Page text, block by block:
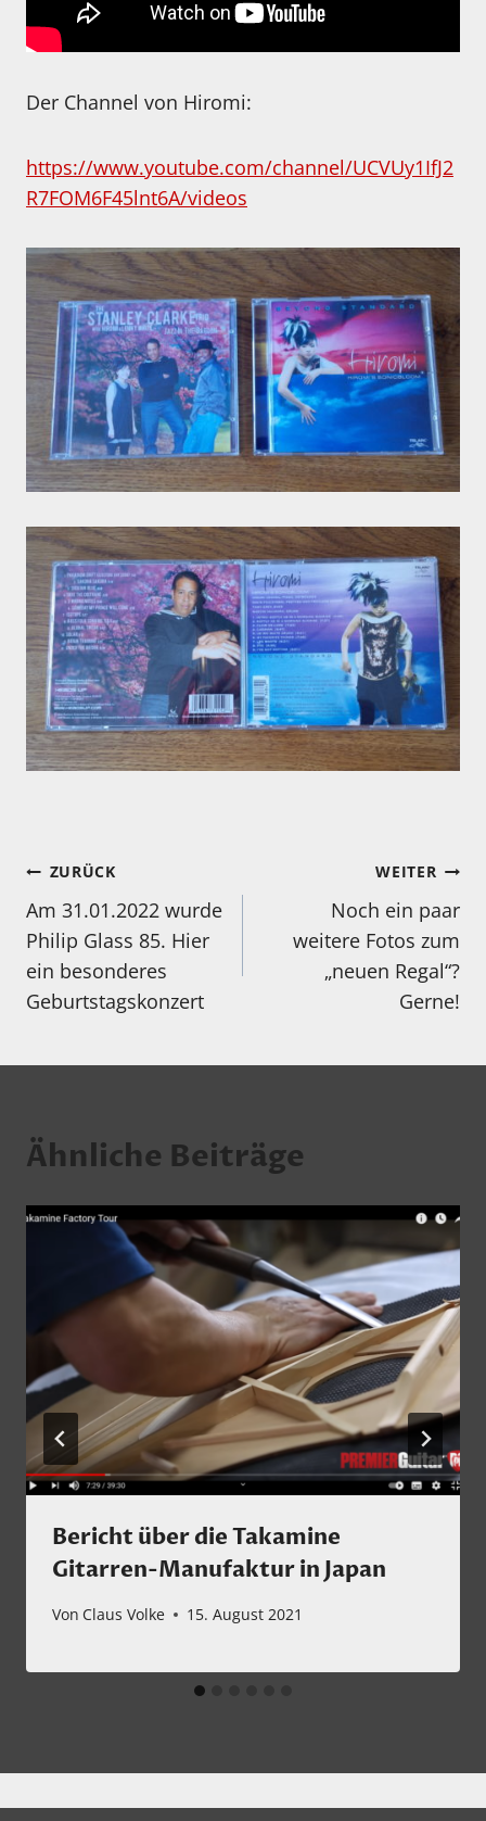
Der Channel von Hiromi:
https://www.youtube.com/channel/UCVUy1IfJ2
R7FOM6F45lnt6A/videos
Beitragsnavigation
ZURÜCK
Am 31.01.2022 wurde
Philip Glass 85. Hier
ein besonderes
Geburtstagskonzert
WEITER
Noch ein paar
weitere Fotos zum
„neuen Regal“?
Gerne!
Ähnliche Beiträge
Bericht über die Takamine
Gitarren-Manufaktur in Japan
Von Claus Volke 15. August 2021